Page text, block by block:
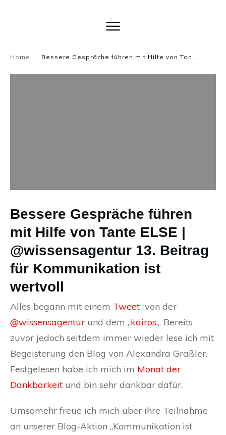
Home |
Bessere Gespräche führen
mit Hilfe von Tante ELSE |
@wissensagentur 13. Beitrag
für Kommunikation ist
wertvoll
Alles begann mit einem Tweet von der
@wissensagentur und dem „kairos„. Bereits
zuvor jedoch seitdem immer wieder lese ich mit
Begeisterung den Blog von Alexandra Graßler.
Festgelesen habe ich mich im Monat der
Dankbarkeit und bin sehr dankbar dafür.
Umsomehr freue ich mich über ihre Teilnahme
an unserer Blog-Aktion „Kommunikation ist